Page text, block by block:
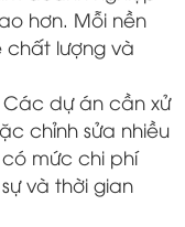
hơn. Mỗi nền
chất lượng và
Các dự án cần xử
chỉnh sửa nhiều
mức chi phí
và thời gian